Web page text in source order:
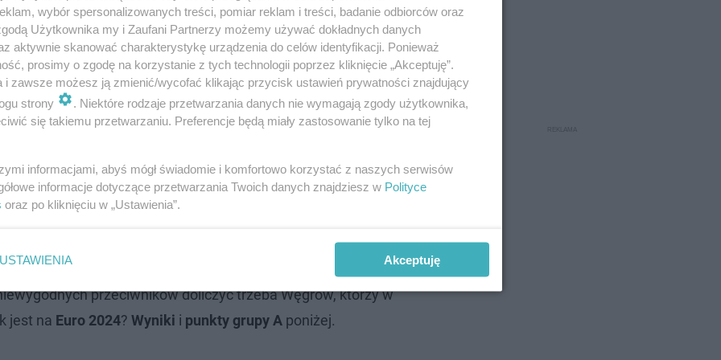
każdym meczu. Oprócz reprezentacji Niemiec i Szwajcarii o
Tak było w marcu 2023 roku, podczas eliminacji do
przeciwników doliczyć trzeba Węgrów, którzy w
jest na Euro 2024? Wyniki i punkty grupy A poniżej.
wybór spersonalizowanych treści, pomiar reklam i treści, badanie odbiorców oraz
Użytkownika my i Zaufani Partnerzy możemy używać dokładnych danych
aktywnie skanować charakterystykę urządzenia do celów identyfikacji. Ponieważ
prosimy o zgodę na korzystanie z tych technologii poprzez kliknięcie „Akceptuję”.
i zawsze możesz ją zmienić/wycofać klikając przycisk ustawień prywatności znajdujący
strony
. Niektóre rodzaje przetwarzania danych nie wymagają zgody użytkownika,
się takiemu przetwarzaniu. Preferencje będą miały zastosowanie tylko na tej
informacjami, abyś mógł świadomie i komfortowo korzystać z naszych serwisów
informacje dotyczące przetwarzania Twoich danych znajdziesz w Polityce
oraz po kliknięciu w „Ustawienia”.
USTAWIENIA Akceptuję